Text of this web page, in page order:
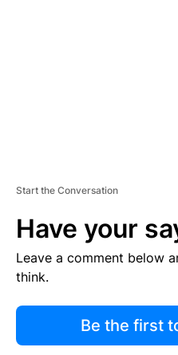
Start the Conversation
Have your
Leave a comment below
think.
Be the first